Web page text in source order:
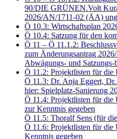
90/DIE GRÜNEN.Volt
2026/AN/1711-02 (ÄA)
Ö 10.3: Wirtschaftsplan
Ö 10.4: Satzung für den
Ö 11 – Ö 11.1.2:
zum Änderungsantrag
Abwägungs- und
Ö 11.2: Projektlisten für die
Ö 11.3: Dr. Anja Eggert,
hier: Spielplatz-Sanierung
Ö 11.4: Projektlisten für
zur Kenntnis gegeben
Ö 11.5: Thoralf Sens (für
Ö 11.6: Projektlisten für
Kenntnis gegeben